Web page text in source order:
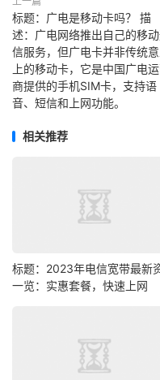
标题：广电是移动卡吗？ 描
述：广电网络推出自己的移
信服务，但广电卡并非传统意
上的移动卡，它是中国广电
商提供的手机SIM卡，支持语
音、短信和上网功能。
相关推荐
标题：2023年电信宽带最新
一览：实惠套餐，快速上网